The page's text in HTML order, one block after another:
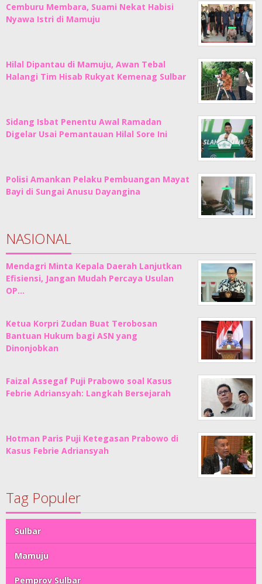
Cemburu Membara, Suami Nekat Habisi
Nyawa Istri di Mamuju
Hilal Dipantau di Mamuju, Awan Tebal
Halangi Tim Hisab Rukyat Kemenag Sulbar
Sidang Isbat Penentu Awal Ramadan
Digelar Usai Pemantauan Hilal Sore Ini
Polisi Amankan Pelaku Pembuangan Mayat
Bayi di Sungai Anusu Dayangina
NASIONAL
Mendagri Minta Kepala Daerah Lanjutkan
Efisiensi, Jangan Mudah Percaya Usulan
OP…
Ketua Korpri Zudan Buat Terobosan
Bantuan Hukum bagi ASN yang
Dinonjobkan
Faizal Assegaf Puji Prabowo soal Kasus
Febrie Adriansyah: Langkah Bersejarah
Hotman Paris Puji Ketegasan Prabowo di
Kasus Febrie Adriansyah
Tag Populer
Sulbar
Mamuju
Pemprov Sulbar